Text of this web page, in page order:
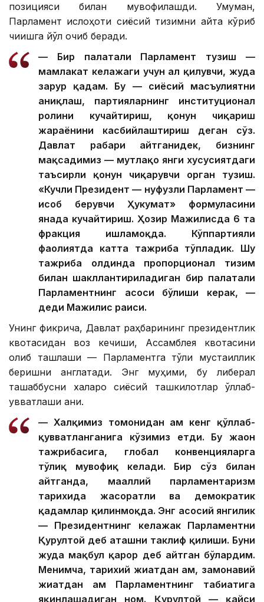
позицияси билан мувофиқлашди. Умуман,
Парламент ислоҳоти сиёсий тизимни қайта кўриб
чиқишга йўл очиб беради.
— Бир палатали Парламент тузиш —
мамлакат келажаги учун ҳал қилувчи, жуда
зарур қадам. Бу — сиёсий масъулиятни
аниқлаш, партияларнинг институционал
ролини кучайтириш, қонун чиқариш
жараёнини касбийлаштириш деган сўз.
Давлат раҳбари айтганидек, бизнинг
мақсадимиз — мутлақо янги хусусиятдаги
таъсирли қонун чиқарувчи орган тузиш.
«Кучли Президент — нуфузли Парламент —
ҳисоб берувчи Ҳукумат» формуласини
янада кучайтириш. Ҳозир Мажилисда 6 та
фракция ишламоқда. Кўппартияли
фаолиятда катта тажриба тўпладик. Шу
тажриба олдинда пропорционал тизим
билан шакллантириладиган бир палатали
Парламентнинг асоси бўлиши керак, —
деди Мажилис раиси.
Унинг фикрича, Давлат раҳбарининг президентлик
квотасидан воз кечиши, Ассамблея квотасини
олиб ташлаши — Парламентга тўлиқ мустақиллик
беришни англатади. Энг муҳими, бу либерал
ташаббусни халқаро сиёсий ташкилотлар қўллаб-
қувватлаши аниқ.
— Халқимиз томонидан ҳам кенг қўллаб-
қувватланганига кўзимиз етди. Бу жаҳон
тажрибасига, глобал конвенцияларга
тўлиқ мувофиқ келади. Бир сўз билан
айтганда, маҳаллий парламентаризм
тарихида жасоратли ва демократик
қадамлар қилинмоқда. Энг асосий янгилик
— Президентнинг келажак Парламентни
Қурултой деб аташни таклиф қилиши. Буни
жуда мақбул қарор деб айтган бўлардим.
Менимча, тарихий жиҳатдан ҳам, замонавий
жиҳатдан ҳам Парламентнинг табиатига
яқинлашадиган ном. Қурултой — қайси